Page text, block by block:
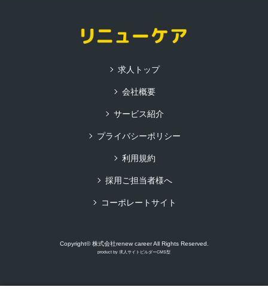
求人トップ
会社概要
サービス紹介
プライバシーポリシー
利用規約
採用ご担当者様へ
コーポレートサイト
Copyright© 株式会社renew career All Rights Reserved.
product by 求人サイトビルダーCMS型